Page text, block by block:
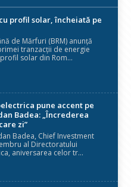
profil solar, încheiată pe
de Mărfuri (BRM) anunță
tranzacții de energie
solar din Rom...
pune accent pe
Badea: „Încrederea
zi”
Badea, Chief Investment
al Directoratului
aniversarea celor tr...